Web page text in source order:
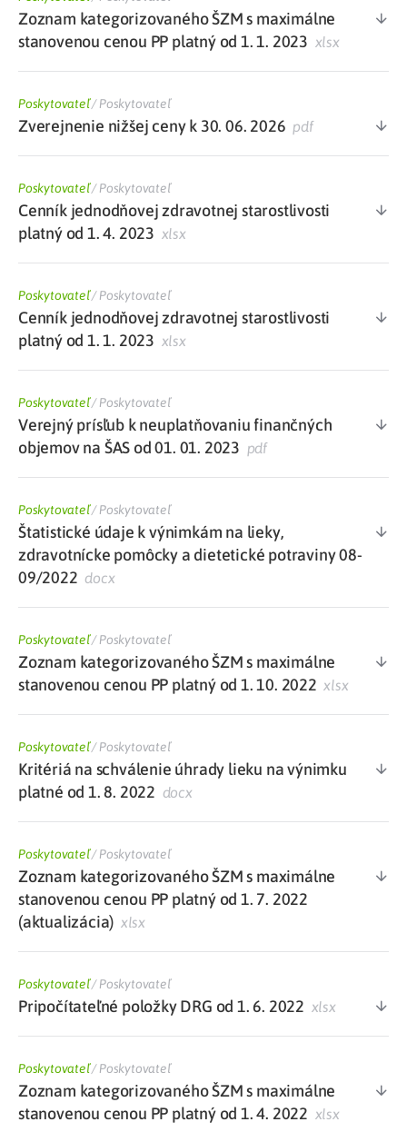
Zoznam kategorizovaného ŠZM s maximálne
stanovenou cenou PP platný od 1. 1. 2023 xlsx
Poskytovateľ/Poskytovateľ
Zverejnenie nižšej ceny k 30. 06. 2026 pdf
Poskytovateľ/Poskytovateľ
Cenník jednodňovej zdravotnej starostlivosti
platný od 1. 4. 2023 xlsx
Poskytovateľ/Poskytovateľ
Cenník jednodňovej zdravotnej starostlivosti
platný od 1. 1. 2023 xlsx
Poskytovateľ/Poskytovateľ
Verejný prísľub k neuplatňovaniu finančných
objemov na ŠAS od 01. 01. 2023 pdf
Poskytovateľ/Poskytovateľ
Štatistické údaje k výnimkám na lieky,
zdravotnícke pomôcky a dietetické potraviny 08-
09/2022 docx
Poskytovateľ/Poskytovateľ
Zoznam kategorizovaného ŠZM s maximálne
stanovenou cenou PP platný od 1. 10. 2022 xlsx
Poskytovateľ/Poskytovateľ
Kritériá na schválenie úhrady lieku na výnimku
platné od 1. 8. 2022 docx
Poskytovateľ/Poskytovateľ
Zoznam kategorizovaného ŠZM s maximálne
stanovenou cenou PP platný od 1. 7. 2022
(aktualizácia) xlsx
Poskytovateľ/Poskytovateľ
Pripočítateľné položky DRG od 1. 6. 2022 xlsx
Poskytovateľ/Poskytovateľ
Zoznam kategorizovaného ŠZM s maximálne
stanovenou cenou PP platný od 1. 4. 2022 xlsx